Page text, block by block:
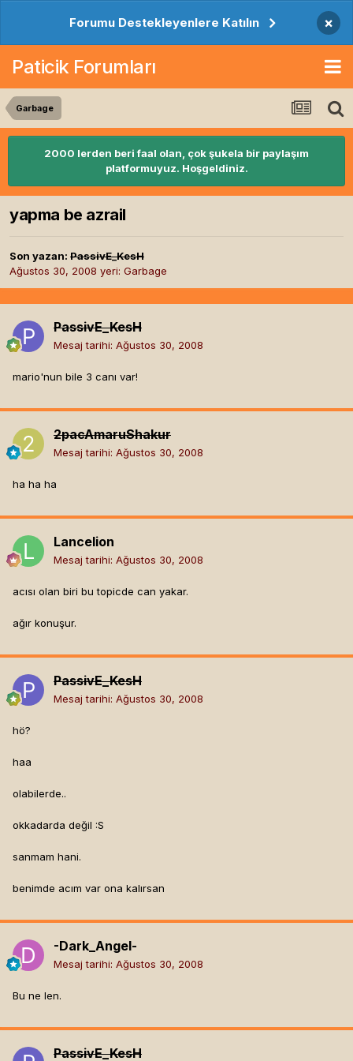
Forumu Destekleyenlere Katılın ×
Paticik Forumları
Garbage
2000 lerden beri faal olan, çok şukela bir paylaşım
platformuyuz. Hoşgeldiniz.
yapma be azrail
Son yazan: PassivE_KesH
Ağustos 30, 2008 yeri: Garbage
PassivE_KesH
Mesaj tarihi: Ağustos 30, 2008
mario'nun bile 3 canı var!
2pacAmaruShakur
Mesaj tarihi: Ağustos 30, 2008
ha ha ha
Lancelion
Mesaj tarihi: Ağustos 30, 2008
acısı olan biri bu topicde can yakar.
ağır konuşur.
PassivE_KesH
Mesaj tarihi: Ağustos 30, 2008
hö?
haa
olabilerde..
okkadarda değil :S
sanmam hani.
benimde acım var ona kalırsan
-Dark_Angel-
Mesaj tarihi: Ağustos 30, 2008
Bu ne len.
PassivE_KesH